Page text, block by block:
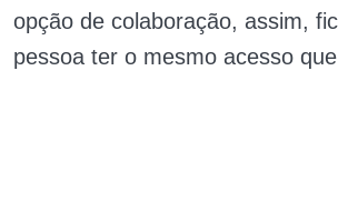
opção de colaboração, assim,
pessoa ter o mesmo acesso